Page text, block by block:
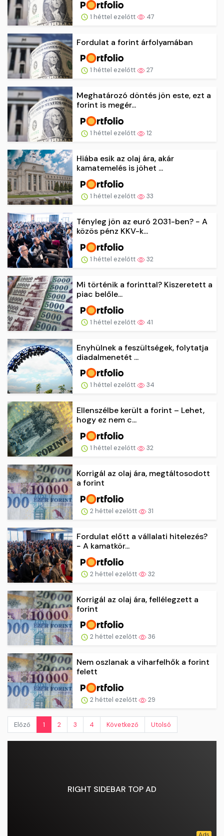
1 héttel ezelőtt 47
Fordulat a forint árfolyamában
1 héttel ezelőtt 27
Meghatározó döntés jön este, ezt a
forint is megér...
1 héttel ezelőtt 12
Hiába esik az olaj ára, akár
kamatemelés is jöhet ...
1 héttel ezelőtt 33
Tényleg jön az euró 2031-ben? − A
közös pénz KKV-k...
1 héttel ezelőtt 32
Mi történik a forinttal? Kiszeretett a
piac belőle...
1 héttel ezelőtt 41
Enyhülnek a feszültségek, folytatja
diadalmenetét ...
1 héttel ezelőtt 34
Ellenszélbe került a forint – Lehet,
hogy ez nem c...
1 héttel ezelőtt 32
Korrigál az olaj ára, megtáltosodott
a forint
2 héttel ezelőtt 31
Fordulat előtt a vállalati hitelezés?
− A kamatkör...
2 héttel ezelőtt 32
Korrigál az olaj ára, fellélegzett a
forint
2 héttel ezelőtt 36
Nem oszlanak a viharfelhők a forint
felett
2 héttel ezelőtt 29
Előző 1 2 3 4 Következő Utolsó
RIGHT SIDEBAR TOP AD